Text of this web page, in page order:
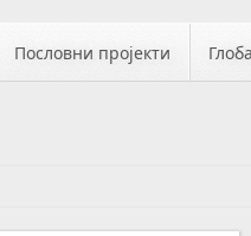
Пословни пројекти